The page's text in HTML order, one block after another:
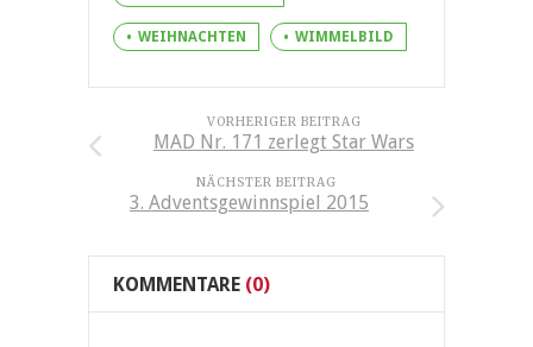
WEIHNACHTEN WIMMELBILD
VORHERIGER BEITRAG
MAD Nr. 171 zerlegt Star Wars
NÄCHSTER BEITRAG
3. Adventsgewinnspiel 2015
KOMMENTARE (0)